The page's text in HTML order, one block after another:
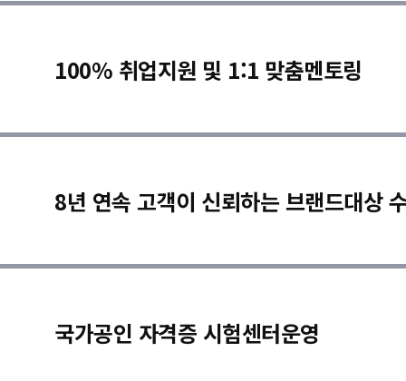
100% 취업지원 및 1:1 맞춤멘토링
8년 연속 고객이 신뢰하는 브랜드대상
국가공인 자격증 시험센터운영